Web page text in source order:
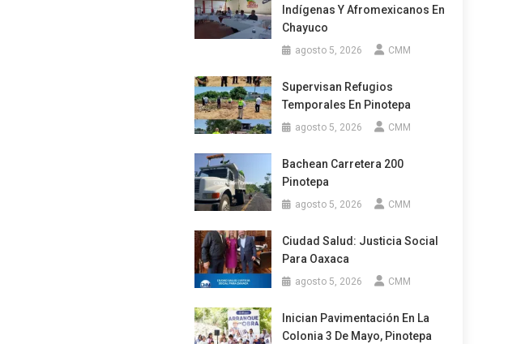
Indígenas Y Afromexicanos En
Chayuco
agosto 5, 2026 CMM
Supervisan Refugios
Temporales En Pinotepa
agosto 5, 2026 CMM
Bachean Carretera 200
Pinotepa
agosto 5, 2026 CMM
Ciudad Salud: Justicia Social
Para Oaxaca
agosto 5, 2026 CMM
Inician Pavimentación En La
Colonia 3 De Mayo, Pinotepa